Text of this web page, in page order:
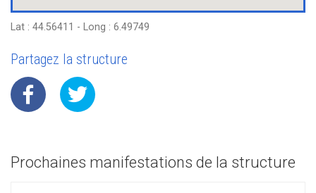
Lat : 44.56411 - Long : 6.49749
Partagez la structure
Prochaines manifestations de la structure